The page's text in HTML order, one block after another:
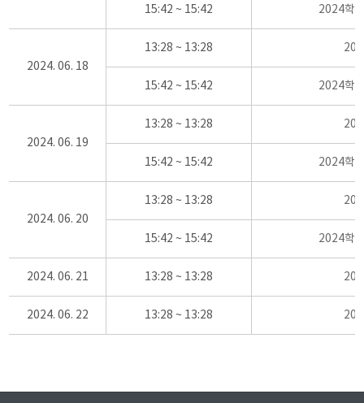
15:42 ~ 15:42 2024학
2024. 06. 18
13:28 ~ 13:28
15:42 ~ 15:42 2024학
2024. 06. 19
13:28 ~ 13:28
15:42 ~ 15:42 2024학
2024. 06. 20
13:28 ~ 13:28
15:42 ~ 15:42 2024학
2024. 06. 21 13:28 ~ 13:28
2024. 06. 22 13:28 ~ 13:28